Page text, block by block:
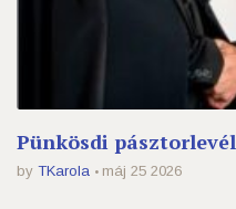
Pünkösdi pásztorlevél
by TKarola máj 25 2026